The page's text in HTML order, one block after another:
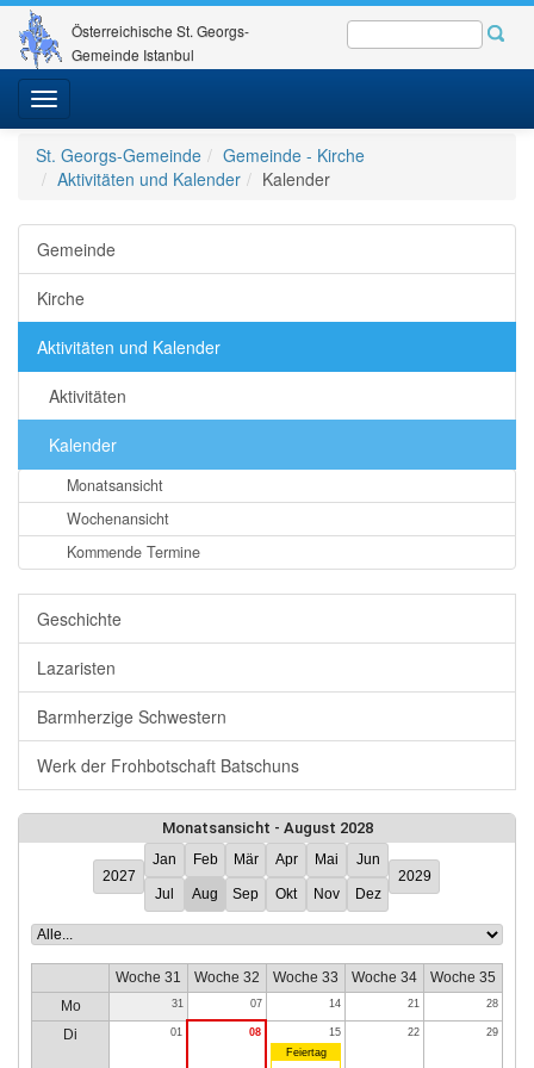
Österreichische St. Georgs-
Gemeinde Istanbul
Toggle
navigation
St. Georgs-Gemeinde
Gemeinde - Kirche
Aktivitäten und Kalender
Kalender
Gemeinde
Kirche
Aktivitäten und Kalender
Aktivitäten
Kalender
Monatsansicht
Wochenansicht
Kommende Termine
Geschichte
Lazaristen
Barmherzige Schwestern
Werk der Frohbotschaft Batschuns
Monatsansicht - August 2028
2027
Jan Feb Mär Apr Mai Jun
Jul Aug Sep Okt Nov Dez
2029
Woche 31 Woche 32 Woche 33 Woche 34
Woche 35
Mo
31 07 14 21 28
Di 01 08
15
Feiertag
22 29